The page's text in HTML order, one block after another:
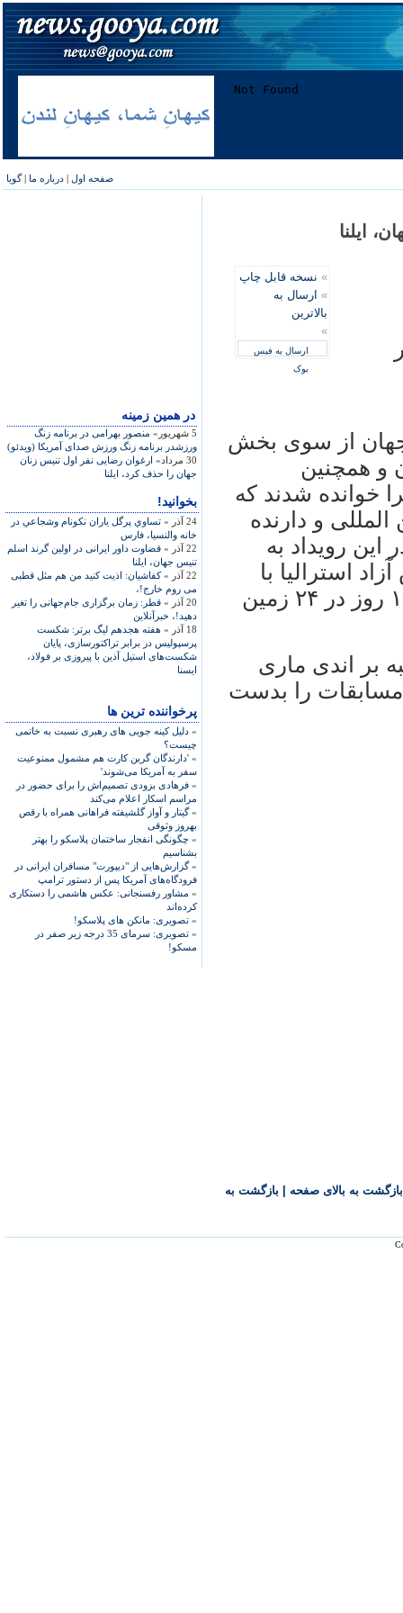
صفحه اول | درباره ما |گویا
در همين زمينه
5 شهریور»
منصور بهرامی در برنامه زنگ
ورزشدر برنامه زنگ ورزش صدای آمریکا (ویدئو)
30 مرداد»
ارغوان رضایی نفر اول تنیس زنان
جهان را حذف کرد، ایلنا
بخوانید!
24 آذر »
تساوي پرگل ياران نكونام وشجاعي در
خانه والنسيا، فارس
22 آذر »
قضاوت داور ایرانی در اولین گرند اسلم
تنیس جهان، ایلنا
22 آذر »
کفاشیان: اذیت کنید من هم مثل قطبی
می روم خارج!،
20 آذر »
قطر: زمان برگزاری جام‌جهانی را تغیر
دهید!، خبرآنلاین
18 آذر »
هفته هجدهم ليگ برتر: شکست
پرسپوليس در برابر تراکتورسازی، پايان
شکست‌های استيل آذين با پيروزی بر فولاد،
ايسنا
پرخواننده ترین ها
» دلیل کینه جویی های رهبری نسبت به خاتمی
چیست؟
» 'دارندگان گرین کارت هم مشمول ممنوعیت
سفر به آمریکا می‌شوند'
» فرهادی بزودی تصمیم‌اش را برای حضور در
مراسم اسکار اعلام می‌کند
»گیتار و آواز گلشیفته فراهانی همراه با رقص
بهروز وثوقی
» چگونگی انفجار ساختمان پلاسکو را بهتر
بشناسیم
»گزارش‌هایی از "دیپورت" مسافران ایرانی در
فرودگاه‌های آمریکا پس از دستور ترامپ
» مشاور رفسنجانی: عکس هاشمی را دستکاری
کرده‌اند
» تصویری: مانکن های پلاسکو!
»
تصویری: سرمای 35 درجه زیر صفر در
مسکو!
ایلنا
» نسخه قابل چاپ
» ارسال به
بالاترین
»
ارسال به فیس
بوک
تنیس جهان از سوی بخش
و همچنین
خوانده شدند که
و دارنده
این رویداد به
استرالیا با
سقف جایزه ۱۲ میلیون دلار و به مدت ۱۴ روز در ۲۴ زمین
غلبه بر اندی ماری
مسابقات را بدست
بازگشت به بالای صفحه بازگشت به